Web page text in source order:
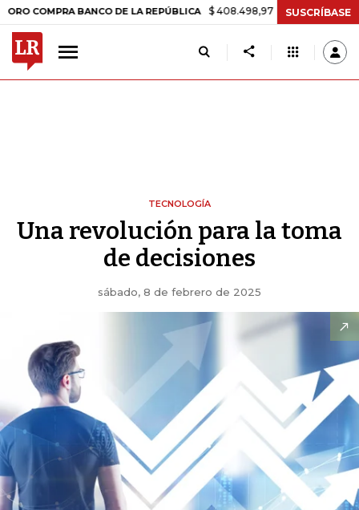
BANCO DE LA REPÚBLICA $ 408.498,97 +$ 8.753,81 +2,19%
SUSCRÍBASE
TECNOLOGÍA
Una revolución para la toma
de decisiones
sábado, 8 de febrero de 2025